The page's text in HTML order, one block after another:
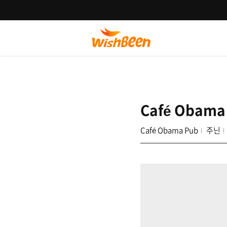
Café
Café Obama Pub 주닌